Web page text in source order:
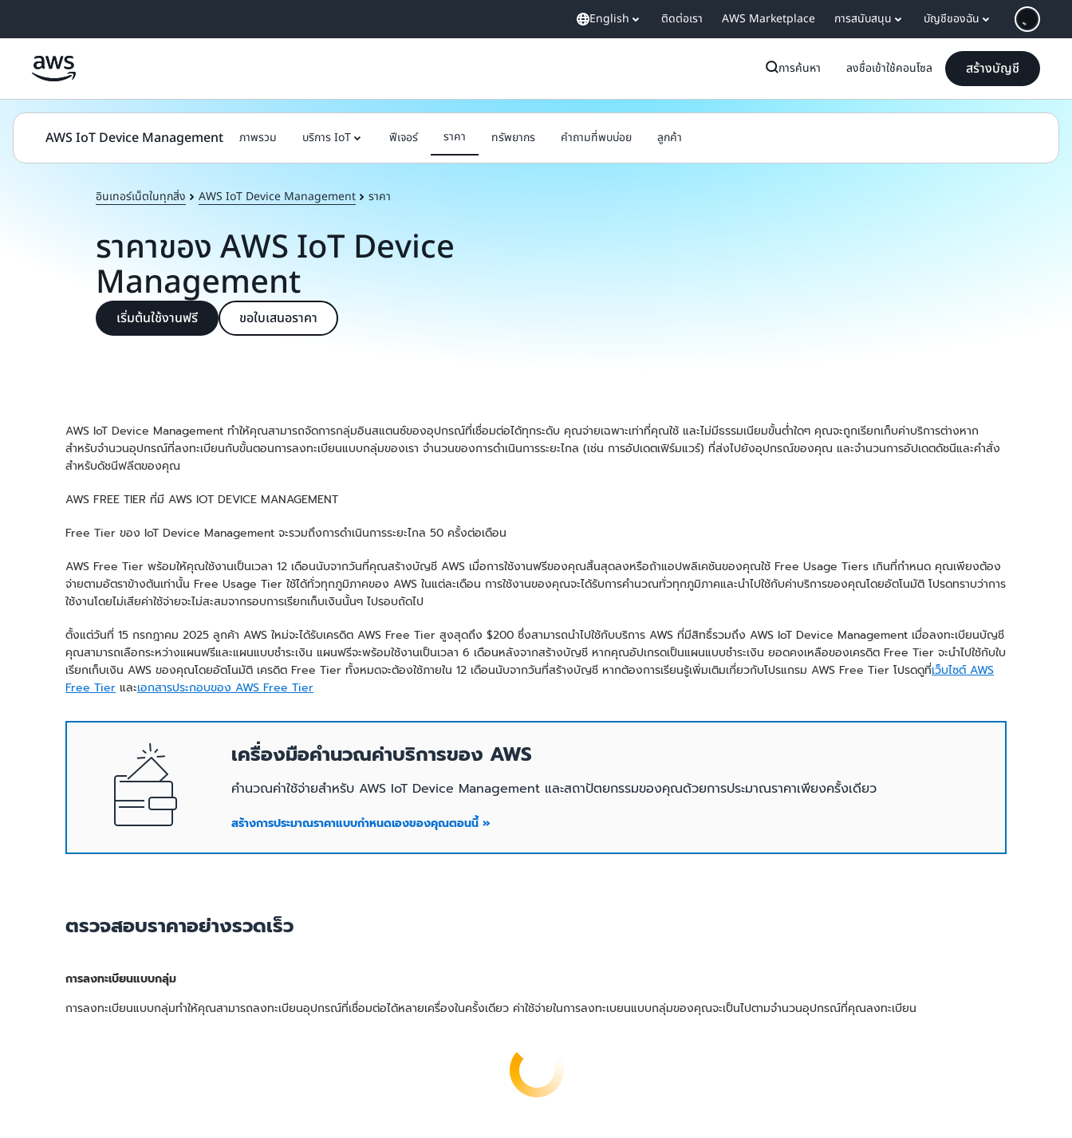
English ติดต่อเรา AWS Marketplace การสนับสนุน บัญชีของฉัน
การค้นหา ลงชื่อเข้าใช้คอนโซล สร้างบัญชี
AWS IoT Device Management ภาพรวม บริการ IoT ฟีเจอร์ ราคา ทรัพยากร คำถามที่พบบ่อย ลูกค้า
อินเทอร์เน็ตในทุกสิ่ง AWS IoT Device Management ราคา
ราคาของ AWS IoT Device
Management
เริ่มต้นใช้งานฟรี ขอใบเสนอราคา
AWS IoT Device Management ทำให้คุณสามารถจัดการกลุ่มอินสแตนซ์ของอุปกรณ์ที่เชื่อมต่อได้ทุกระดับ คุณจ่ายเฉพาะเท่าที่คุณใช้ และไม่มีธรรมเนียมขั้นต่ำใดๆ คุณจะถูกเรียกเก็บค่าบริการต่างหาก
สำหรับจำนวนอุปกรณ์ที่ลงทะเบียนกับขั้นตอนการลงทะเบียนแบบกลุ่มของเรา จำนวนของการดำเนินการระยะไกล (เช่น การอัปเดตเฟิร์มแวร์) ที่ส่งไปยังอุปกรณ์ของคุณ และจำนวนการอัปเดตดัชนีและคำสั่ง
สำหรับดัชนีฟลีตของคุณ
AWS FREE TIER ที่มี AWS IOT DEVICE MANAGEMENT
Free Tier ของ IoT Device Management จะรวมถึงการดำเนินการระยะไกล 50 ครั้งต่อเดือน
AWS Free Tier พร้อมให้คุณใช้งานเป็นเวลา 12 เดือนนับจากวันที่คุณสร้างบัญชี AWS เมื่อการใช้งานฟรีของคุณสิ้นสุดลงหรือถ้าแอปพลิเคชันของคุณใช้ Free Usage Tiers เกินที่กำหนด คุณเพียงต้อง
จ่ายตามอัตราข้างต้นเท่านั้น Free Usage Tier ใช้ได้ทั่วทุกภูมิภาคของ AWS ในแต่ละเดือน การใช้งานของคุณจะได้รับการคำนวณทั่วทุกภูมิภาคและนำไปใช้กับค่าบริการของคุณโดยอัตโนมัติ โปรดทราบว่าการ
ใช้งานโดยไม่เสียค่าใช้จ่ายจะไม่สะสมจากรอบการเรียกเก็บเงินนั้นๆ ไปรอบถัดไป
ตั้งแต่วันที่ 15 กรกฎาคม 2025 ลูกค้า AWS ใหม่จะได้รับเครดิต AWS Free Tier สูงสุดถึง $200 ซึ่งสามารถนำไปใช้กับบริการ AWS ที่มีสิทธิ์รวมถึง AWS IoT Device Management เมื่อลงทะเบียนบัญชี
คุณสามารถเลือกระหว่างแผนฟรีและแผนแบบชำระเงิน แผนฟรีจะพร้อมใช้งานเป็นเวลา 6 เดือนหลังจากสร้างบัญชี หากคุณอัปเกรดเป็นแผนแบบชำระเงิน ยอดคงเหลือของเครดิต Free Tier จะนำไปใช้กับใบ
เรียกเก็บเงิน AWS ของคุณโดยอัตโนมัติ เครดิต Free Tier ทั้งหมดจะต้องใช้ภายใน 12 เดือนนับจากวันที่สร้างบัญชี หากต้องการเรียนรู้เพิ่มเติมเกี่ยวกับโปรแกรม AWS Free Tier โปรดดูที่เว็บไซต์ AWS
Free Tier และเอกสารประกอบของ AWS Free Tier
เครื่องมือคำนวณค่าบริการของ AWS
คำนวณค่าใช้จ่ายสำหรับ AWS IoT Device Management และสถาปัตยกรรมของคุณด้วยการประมาณราคาเพียงครั้งเดียว
สร้างการประมาณราคาแบบกำหนดเองของคุณตอนนี้ »
ตรวจสอบราคาอย่างรวดเร็ว
การลงทะเบียนแบบกลุ่ม
การลงทะเบียนแบบกลุ่มทำให้คุณสามารถลงทะเบียนอุปกรณ์ที่เชื่อมต่อได้หลายเครื่องในครั้งเดียว ค่าใช้จ่ายในการลงทะเบยนแบบกลุ่มของคุณจะเป็นไปตามจำนวนอุปกรณ์ที่คุณลงทะเบียน